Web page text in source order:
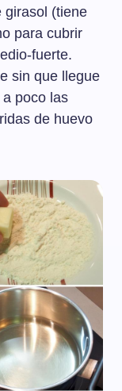
girasol (tiene
para cubrir
fuerte.
sin que llegue
poco las
de huevo